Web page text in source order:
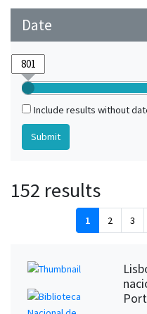
Date
Include results without
152 results
1 2 3